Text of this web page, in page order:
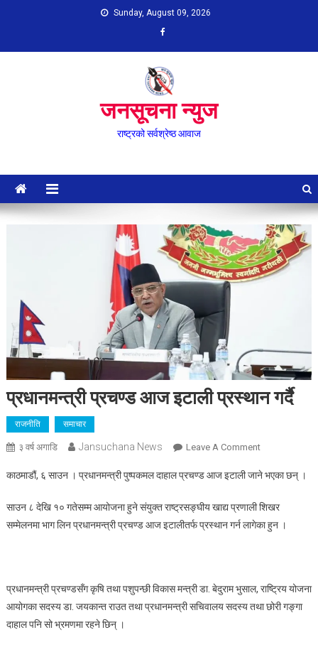
Sunday, August 09, 2026
जनसूचना न्युज
राष्ट्रको सर्वश्रेष्ठ आवाज
प्रधानमन्त्री प्रचण्ड आज इटाली प्रस्थान गर्दै
राजनीति समाचार
३ वर्ष अगाडि Jansuchana News Leave A CommentOn
प्रचण्ड
इटाली
प्रस्थान
काठमाडौं, ६ साउन । प्रधानमन्त्री पुष्पकमल दाहाल प्रचण्ड आज इटाली जाने भएका छन् ।
साउन ८ देखि १० गतेसम्म आयोजना हुने संयुक्त राष्ट्रसङ्घीय खाद्य प्रणाली शिखर
सम्मेलनमा भाग लिन प्रधानमन्त्री प्रचण्ड आज इटालीतर्फ प्रस्थान गर्न लागेका हुन ।
प्रधानमन्त्री प्रचण्डसँग कृषि तथा पशुपन्छी विकास मन्त्री डा. बेदुराम भुसाल, राष्ट्रिय योजना
आयोगका सदस्य डा. जयकान्त राउत तथा प्रधानमन्त्री सचिवालय सदस्य तथा छोरी गङ्गा
दाहाल पनि सो भ्रमणमा रहने छिन् ।